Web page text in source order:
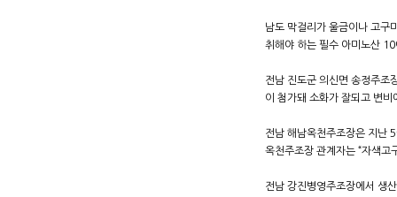
남도 막걸리가 울금이나 고구
취해야 하는 필수 아미노산 10
전남 진도군 의신면 송정주조
이 첨가돼 소화가 잘되고 변
전남 해남옥천주조장은 지난
옥천주조장 관계자는 “자색고
전남 강진병영주조장에서 생